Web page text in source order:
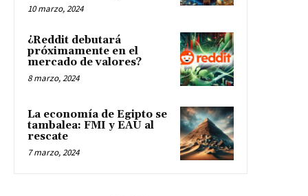
10 marzo, 2024
¿Reddit debutará
próximamente en el
mercado de valores?
8 marzo, 2024
La economía de Egipto se
tambalea: FMI y EAU al
rescate
7 marzo, 2024